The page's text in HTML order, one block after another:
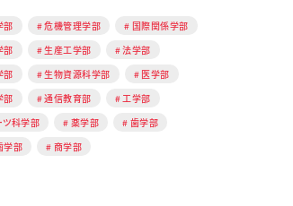
部 危機管理学部
国際関係学部
部
生産工学部
法学部
部
生物資源科学部
医学部
部
通信教育部
工学部
ツ科学部
薬学部
歯学部
学部
商学部